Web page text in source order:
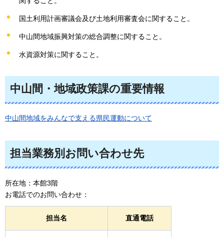
国土利用計画審議会及び土地利用審査会に関すること。
中山間地域振興対策の総合調整に関すること。
水資源対策に関すること。
中山間・地域政策課の重要情報
中山間地域をみんなで支える県民運動について
担当業務別お問い合わせ先
所在地：本館3階
お電話でのお問い合わせ：
担当名 直通電話